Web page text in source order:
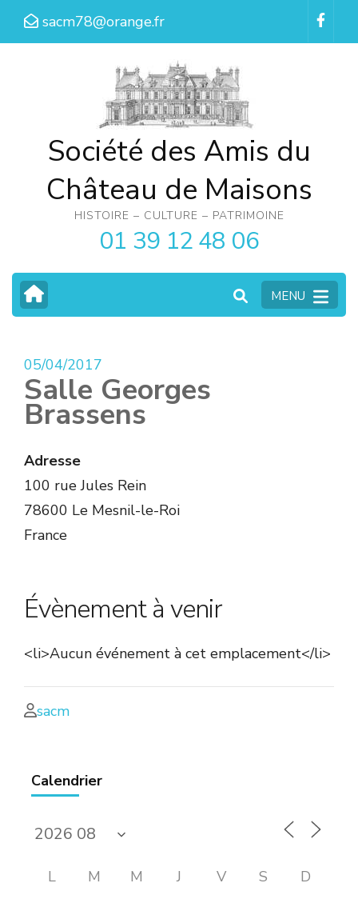
Aller
sacm78@orange.fr
Société des Amis du
Château de Maisons
HISTOIRE – CULTURE – PATRIMOINE
01 39 12 48 06
MENU
05/04/2017
Salle Georges
Brassens
Adresse
100 rue Jules Rein
78600 Le Mesnil-le-Roi
France
Évènement à venir
<li>Aucun événement à cet emplacement</li>
sacm
Calendrier
L M M J V S D